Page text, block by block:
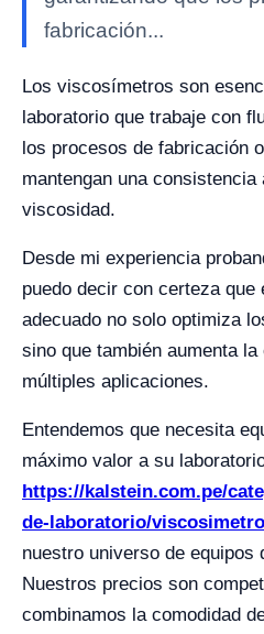
fabricación...
Los viscosímetros son
laboratorio que trabaje con
los procesos de fabricación
mantengan una consistencia
viscosidad.
Desde mi experiencia
puedo decir con certeza
adecuado no solo optimiza
sino que también aumenta
múltiples aplicaciones.
Entendemos que necesita
máximo valor a su
https://kalstein.com.pe/
de-laboratorio/
nuestro universo de equipos
Nuestros precios son
combinamos la comodidad